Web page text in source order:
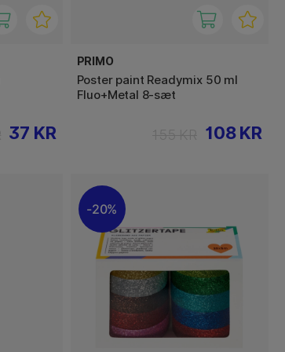
37 KR
PRIMO
Poster paint Readymix 50 ml
Fluo+Metal 8-sæt
108 KR
20%